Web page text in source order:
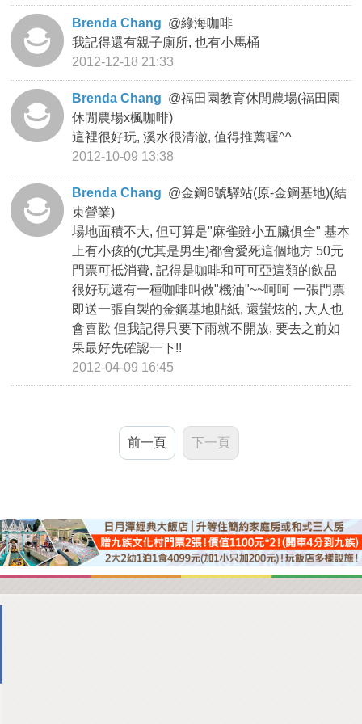
Brenda Chang @綠海咖啡
我記得還有親子廁所, 也有小馬桶
2012-12-18 21:33
Brenda Chang @福田園教育休閒農場(福田園
休閒農場x楓咖啡)
這裡很好玩, 溪水很清澈, 值得推薦喔^^
2012-10-09 13:38
Brenda Chang @金鋼6號驛站(原-金鋼基地)(結
束營業)
場地面積不大, 但可算是"麻雀雖小五臟俱全" 基本
上有小孩的(尤其是男生)都會愛死這個地方 50元
門票可抵消費, 記得是咖啡和可可亞這類的飲品
很好玩還有一種咖啡叫做"機油"~~呵呵 一張門票
即送一張自製的金鋼基地貼紙, 還蠻炫的, 大人也
會喜歡 但我記得只要下雨就不開放, 要去之前如
果最好先確認一下!!
2012-04-09 16:45
前一頁 下一頁